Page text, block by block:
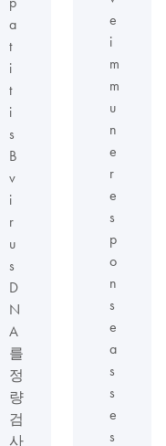
a
t
i
t
i
s
B
v
i
r
u
s
D
N
A
를
정
량
검
사
e
i
m
m
u
n
e
r
e
s
p
o
n
s
e
a
s
s
e
s